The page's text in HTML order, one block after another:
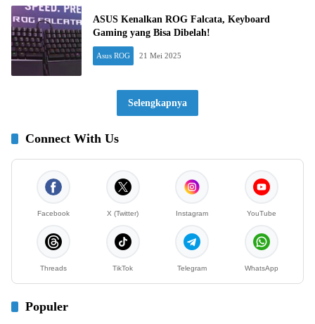
ASUS Kenalkan ROG Falcata, Keyboard
Gaming yang Bisa Dibelah!
Asus ROG 21 Mei 2025
Selengkapnya
Connect With Us
Facebook X (Twitter) Instagram YouTube
Threads TikTok Telegram WhatsApp
Populer